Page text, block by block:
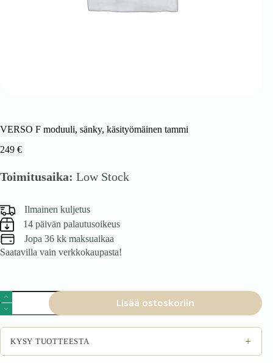
VERSO F moduuli, sänky, käsityömäinen tammi
249 €
Toimitusaika: Low Stock
Ilmainen kuljetus
14 päivän palautusoikeus
Jopa 36 kk maksuaikaa
Saatavilla vain verkkokaupasta!
VERSO
F
moduuli,
sänky,
käsityömäinen
tammi
määrä
Lisää ostoskoriin
KYSY TUOTTEESTA +